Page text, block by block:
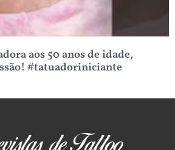
aos 50 anos de idade,
#tatuadoriniciante